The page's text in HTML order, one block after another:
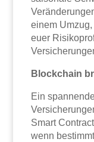
einem
euer
Blockchain
Ein
Smart
wenn